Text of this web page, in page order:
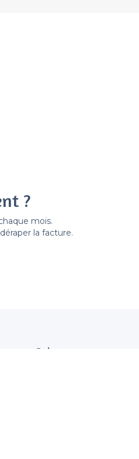
?
mois.
la facture.
Suivez nous